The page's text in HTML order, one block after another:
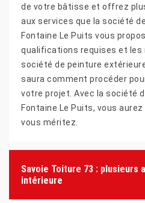
de votre bâtisse et offrez
aux services que la société
Fontaine Le Puits vous
qualifications requises et les
société de peinture
saura comment procéder
votre projet. Avec la société
Fontaine Le Puits, vous
vous méritez.
Savoie Toiture 73 : plusieurs
intérieure